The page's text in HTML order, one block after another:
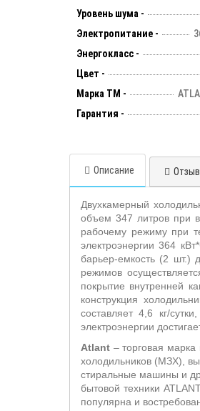
Уровень шума -
Электропитание -
Энергокласс -
Цвет -
Марка ТМ -
Гарантия -
Описание
Двухкамерный
объем 347 литров при
рабочему режиму при
электроэнергии 364
барьер-емкость (2 шт.)
режимов
покрытие внутренней
конструкция
составляет 4,6 кг/
электроэнергии
Atlant – торговая
холодильников (МЗХ),
стиральные машины и
бытовой техники
популярна и